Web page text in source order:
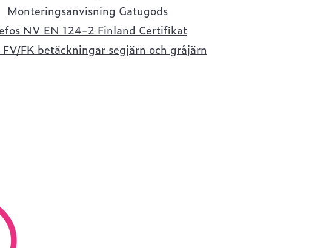
Monteringsanvisning Gatugods
NV EN 124-2 Finland Certifikat
FK betäckningar segjärn och gråjärn